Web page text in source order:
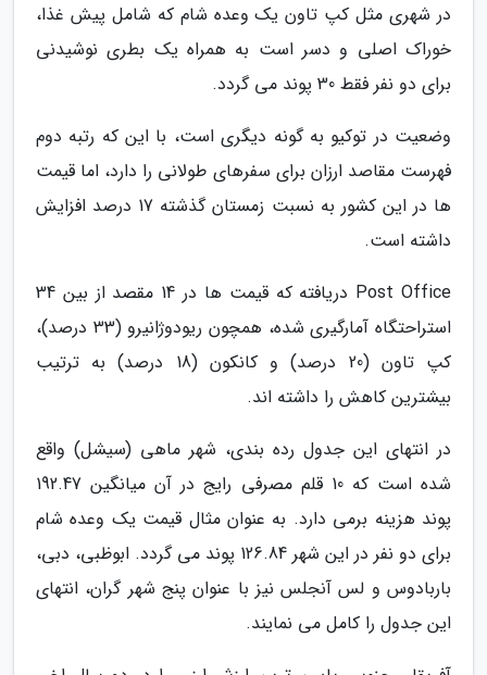
در شهری مثل کپ تاون یک وعده شام که شامل پیش غذا،
خوراک اصلی و دسر است به همراه یک بطری نوشیدنی
برای دو نفر فقط 30 پوند می گردد.
وضعیت در توکیو به گونه دیگری است، با این که رتبه دوم
فهرست مقاصد ارزان برای سفرهای طولانی را دارد، اما قیمت
ها در این کشور به نسبت زمستان گذشته 17 درصد افزایش
داشته است.
Post Office دریافته که قیمت ها در 14 مقصد از بین 34
استراحتگاه آمارگیری شده، همچون ریودوژانیرو (33 درصد)،
کپ تاون (20 درصد) و کانکون (18 درصد) به ترتیب
بیشترین کاهش را داشته اند.
در انتهای این جدول رده بندی، شهر ماهی (سیشل) واقع
شده است که 10 قلم مصرفی رایج در آن میانگین 192.47
پوند هزینه برمی دارد. به عنوان مثال قیمت یک وعده شام
برای دو نفر در این شهر 126.84 پوند می گردد. ابوظبی، دبی،
باربادوس و لس آنجلس نیز با عنوان پنج شهر گران، انتهای
این جدول را کامل می نمایند.